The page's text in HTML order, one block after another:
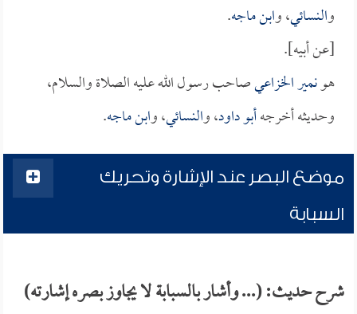
والنسائي، وابن ماجه.
[عن أبيه].
هونمير الخزاعيصاحب رسول الله عليه الصلاة والسلام،
وحديثه أخرجهأبو داود، والنسائي، وابن ماجه.
موضع البصر عند الإشارة وتحريك
السبابة
شرح حديث: (... وأشار بالسبابة لا يجاوز بصره إشارته)